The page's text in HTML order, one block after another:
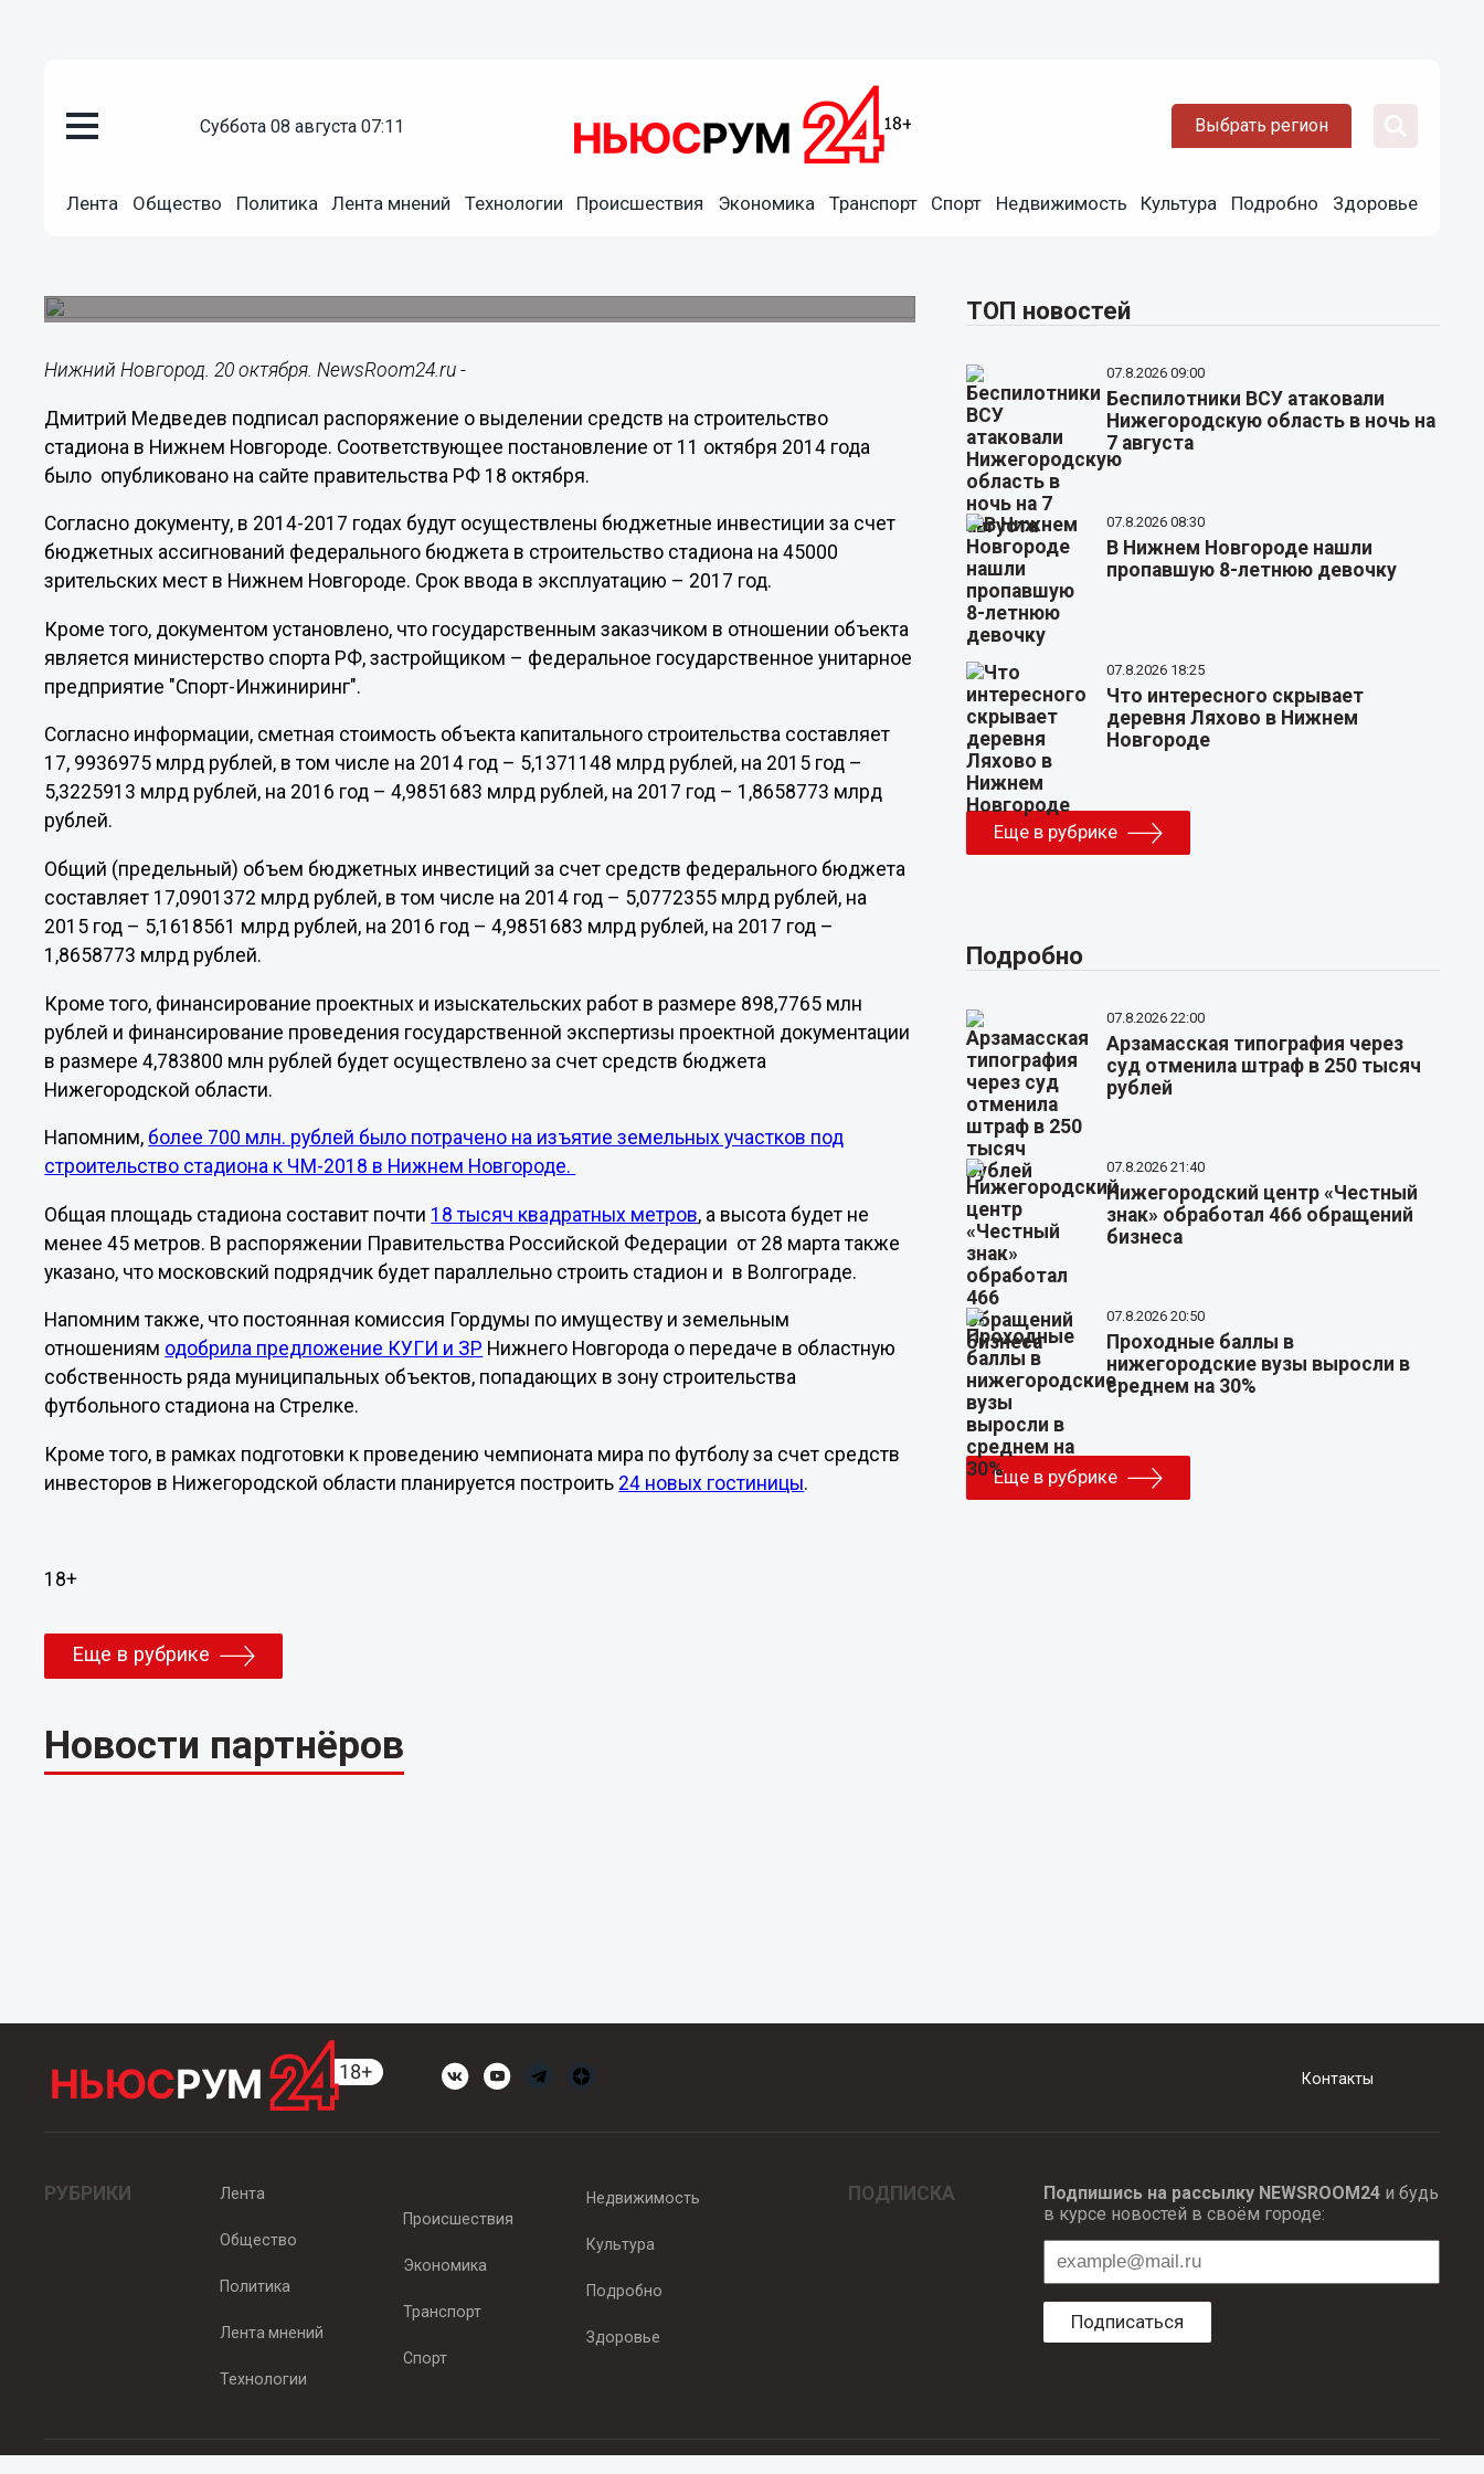
суббота 08 августа 07:11 Выбрать регион
Лента Общество Политика Лента мнений Технологии Происшествия Экономика Транспорт Спорт Недвижимость Культура Подробно Здоровье
Дмитрий Медведев подписал распоряжение о выделении
Нижний Новгород. 20 октября. NewsRoom24.ru -
Дмитрий Медведев подписал распоряжение о выделении средств на строительство
стадиона в Нижнем Новгороде. Соответствующее постановление от 11 октября 2014 года
было опубликовано на сайте правительства РФ 18 октября.
Согласно документу, в 2014-2017 годах будут осуществлены бюджетные инвестиции за счет
бюджетных ассигнований федерального бюджета в строительство стадиона на 45000
зрительских мест в Нижнем Новгороде. Срок ввода в эксплуатацию – 2017 год.
Кроме того, документом установлено, что государственным заказчиком в отношении объекта
является министерство спорта РФ, застройщиком – федеральное государственное унитарное
предприятие "Спорт-Инжиниринг".
Согласно информации, сметная стоимость объекта капитального строительства составляет
17, 9936975 млрд рублей, в том числе на 2014 год – 5,1371148 млрд рублей, на 2015 год –
5,3225913 млрд рублей, на 2016 год – 4,9851683 млрд рублей, на 2017 год – 1,8658773 млрд
рублей.
Общий (предельный) объем бюджетных инвестиций за счет средств федерального бюджета
составляет 17,0901372 млрд рублей, в том числе на 2014 год – 5,0772355 млрд рублей, на
2015 год – 5,1618561 млрд рублей, на 2016 год – 4,9851683 млрд рублей, на 2017 год –
1,8658773 млрд рублей.
Кроме того, финансирование проектных и изыскательских работ в размере 898,7765 млн
рублей и финансирование проведения государственной экспертизы проектной документации
в размере 4,783800 млн рублей будет осуществлено за счет средств бюджета
Нижегородской области.
Напомним, более 700 млн. рублей было потрачено на изъятие земельных участков под
строительство стадиона к ЧМ-2018 в Нижнем Новгороде.
Общая площадь стадиона составит почти 18 тысяч квадратных метров, а высота будет не
менее 45 метров. В распоряжении Правительства Российской Федерации от 28 марта также
указано, что московский подрядчик будет параллельно строить стадион и в Волгограде.
Напомним также, что постоянная комиссия Гордумы по имуществу и земельным
отношениям одобрила предложение КУГИ и ЗР Нижнего Новгорода о передаче в областную
собственность ряда муниципальных объектов, попадающих в зону строительства
футбольного стадиона на Стрелке.
Кроме того, в рамках подготовки к проведению чемпионата мира по футболу за счет средств
инвесторов в Нижегородской области планируется построить 24 новых гостиницы.
18+
Еще в рубрике
Новости партнёров
ТОП новостей
07.8.2026 09:00
Беспилотники ВСУ атаковали
Нижегородскую область в ночь на
7 августа
07.8.2026 08:30
В Нижнем Новгороде нашли
пропавшую 8-летнюю девочку
07.8.2026 18:25
Что интересного скрывает
деревня Ляхово в Нижнем
Новгороде
Еще в рубрике
Подробно
07.8.2026 22:00
Арзамасская типография через
суд отменила штраф в 250 тысяч
рублей
07.8.2026 21:40
Нижегородский центр «Честный
знак» обработал 466 обращений
бизнеса
07.8.2026 20:50
Проходные баллы в
нижегородские вузы выросли в
среднем на 30%
Еще в рубрике
Контакты
РУБРИКИ Лента
Общество
Политика
Лента мнений
Технологии
Происшествия
Экономика
Транспорт
Спорт
Недвижимость
Культура
Подробно
Здоровье
ПОДПИСКА Подпишись на рассылку NEWSROOM24и будь
в курсе новостей в своём городе:
Подписаться